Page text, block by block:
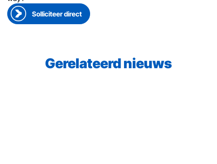
Solliciteer direct
Gerelateerd nieuws